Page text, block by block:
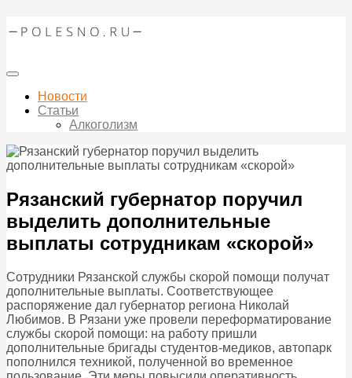
Новости
Статьи
Алкоголизм
Рязанский губернатор поручил
выделить дополнительные
выплаты сотрудникам «скорой»
Сотрудники Рязанской службы скорой помощи получат
дополнительные выплаты. Соответствующее
распоряжение дал губернатор региона Николай
Любимов. В Рязани уже провели переформатирование
службы скорой помощи: на работу пришли
дополнительные бригады студентов-медиков, автопарк
пополнился техникой, полученной во временное